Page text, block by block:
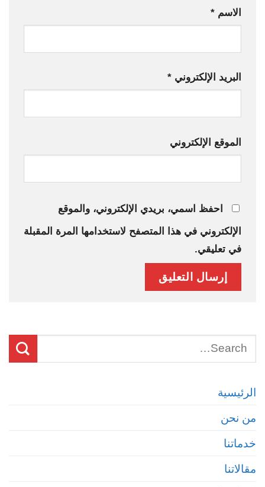
الرئيسية
من نحن
خدماتنا
مقالاتنا
الاسم *
البريد الإلكتروني *
الموقع الإلكتروني
احفظ اسمي، بريدي الإلكتروني، والموقع
الإلكتروني في هذا المتصفح لاستخدامها المرة المقبلة
في تعليقي.